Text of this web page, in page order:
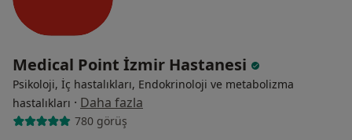
Medical Point İzmir Hastanesi
Psikoloji, İç hastalıkları, Endokrinoloji ve metabolizma
hastalıkları · Daha fazla
780 görüş